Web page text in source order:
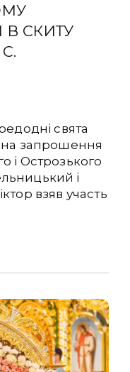
В СКИТУ
свята
запрошення
і Острозького
і
взяв участь